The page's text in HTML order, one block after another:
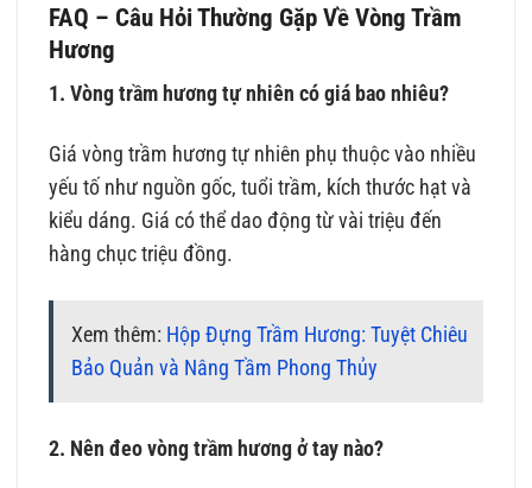
FAQ – Câu Hỏi Thường Gặp Về Vòng Trầm
Hương
1. Vòng trầm hương tự nhiên có giá bao nhiêu?
Giá vòng trầm hương tự nhiên phụ thuộc vào nhiều
yếu tố như nguồn gốc, tuổi trầm, kích thước hạt và
kiểu dáng. Giá có thể dao động từ vài triệu đến
hàng chục triệu đồng.
Xem thêm: Hộp Đựng Trầm Hương: Tuyệt Chiêu
Bảo Quản và Nâng Tầm Phong Thủy
2. Nên đeo vòng trầm hương ở tay nào?